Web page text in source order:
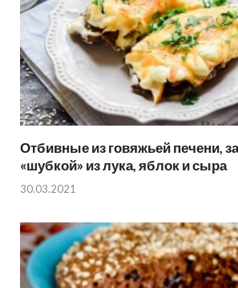
Отбивные из говяжьей печени,
«шубкой» из лука, яблок и сыра
30.03.2021